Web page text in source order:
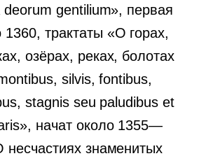
gentilium», первая
1360, трактаты «О горах,
озёрах, реках, болотах
silvis, fontibus,
stagnis seu paludibus et
начат около 1355—
несчастиях знаменитых